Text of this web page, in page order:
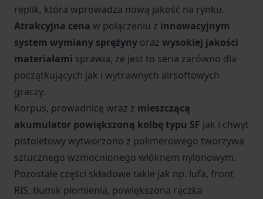
replik, która wprowadza nową jakość na rynku.
Atrakcyjna cena w połączeniu z innowacyjnym
system wymiany sprężyny oraz wysokiej jakości
materiałami sprawia, że jest to seria zarówno dla
początkujących jak i wytrawnych airsoftowych
graczy.
Korpus, prowadnicę wraz z mieszczącą
akumulator powiększoną kolbę typu SF jak i chwyt
pistoletowy wytworzono z polimerowego tworzywa
sztucznego wzmocnionego włóknem nylonowym.
Pozostałe części składowe takie jak np. lufa, front
RIS, tłumik płomienia, powiększona rączka